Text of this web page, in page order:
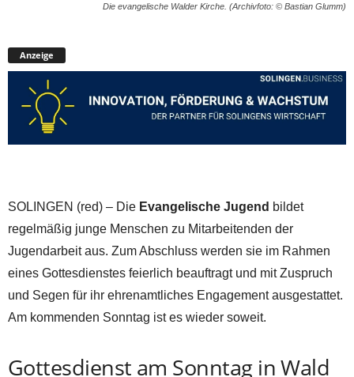
Die evangelische Walder Kirche. (Archivfoto: © Bastian Glumm)
Anzeige
SOLINGEN (red) – Die Evangelische Jugend bildet
regelmäßig junge Menschen zu Mitarbeitenden der
Jugendarbeit aus. Zum Abschluss werden sie im Rahmen
eines Gottesdienstes feierlich beauftragt und mit Zuspruch
und Segen für ihr ehrenamtliches Engagement ausgestattet.
Am kommenden Sonntag ist es wieder soweit.
Gottesdienst am Sonntag in Wald